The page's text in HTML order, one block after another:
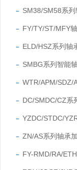
SM38/SM58系
FY/TY/ST/MFY
ELD/HSZ系列轴
SMBG系列智能
ZN/AS系列轴承
FY-RMD/RA/